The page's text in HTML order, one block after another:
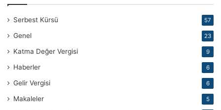
Serbest Kürsü 57
Genel 23
Katma Değer Vergisi 9
Haberler 6
Gelir Vergisi 6
Makaleler 5